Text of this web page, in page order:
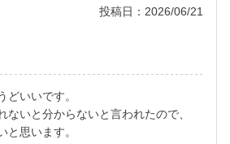
投稿日：2026/06/21
どいいです。
ないと分からないと言われたので、
と思います。